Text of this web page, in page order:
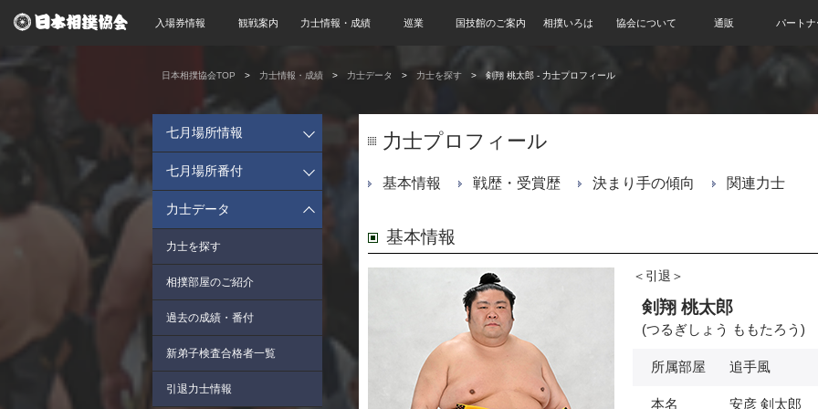
入場券情報 観戦案内 力士情報・成績 巡業 国技館のご案内 相撲いろは 協会について 通販 パートナ
日本相撲協会TOP 力士情報・成績 力士データ 力士を探す 剣翔 桃太郎 - 力士プロフィール
力士プロフィール
基本情報 戦歴・受賞歴 決まり手の傾向 関連力士
基本情報
＜引退＞
剣翔 桃太郎
(つるぎしょう ももたろう)
所属部屋 追手風
本名 安彦 剣太郎
七月場所情報
七月場所番付
力士データ
力士を探す
相撲部屋のご紹介
過去の成績・番付
新弟子検査合格者一覧
引退力士情報